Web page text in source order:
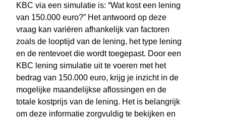
KBC via een simulatie is: “Wat kost een lening
van 150.000 euro?” Het antwoord op deze
vraag kan variëren afhankelijk van factoren
zoals de looptijd van de lening, het type lening
en de rentevoet die wordt toegepast. Door een
KBC lening simulatie uit te voeren met het
bedrag van 150.000 euro, krijg je inzicht in de
mogelijke maandelijkse aflossingen en de
totale kostprijs van de lening. Het is belangrijk
om deze informatie zorgvuldig te bekijken en